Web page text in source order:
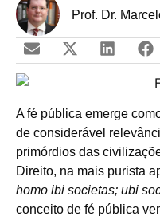
Prof. Dr.
A fé pública emerge
de considerável
primórdios das
Direito, na mais purista
homo ibi societas; ubi
conceito de fé pública